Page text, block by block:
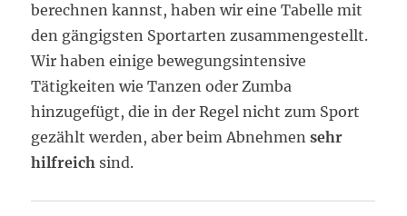
berechnen kannst, haben wir eine Tabelle mit
den gängigsten Sportarten zusammengestellt.
Wir haben einige bewegungsintensive
Tätigkeiten wie Tanzen oder Zumba
hinzugefügt, die in der Regel nicht zum Sport
gezählt werden, aber beim Abnehmensehr
hilfreich sind.